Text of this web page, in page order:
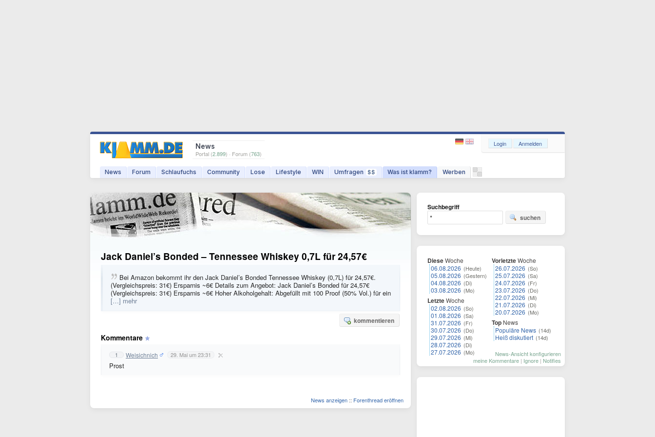
News
Portal (2.899) · Forum (763)
News Forum Schlaufuchs Community Lose Lifestyle WIN Umfragen $$ Was ist klamm? Werben
Login Anmelden
Jack Daniel’s Bonded – Tennessee Whiskey 0,7L für 24,57€
Bei Amazon bekommt ihr den Jack Daniel’s Bonded Tennessee Whiskey (0,7L) für 24,57€.
(Vergleichspreis: 31€) Ersparnis ~6€ Details zum Angebot: Jack Daniel’s Bonded für 24,57€
(Vergleichspreis: 31€) Ersparnis ~6€ Hoher Alkoholgehalt: Abgefüllt mit 100 Proof (50% Vol.) für ein
[…] mehr
kommentieren
Kommentare
1 Weisichnich 29. Mai um 23:31
Prost
News anzeigen :: Forenthread eröffnen
Suchbegriff
suchen
DieseWoche
06.08.2026 (Heute)
05.08.2026 (Gestern)
04.08.2026 (Di)
03.08.2026 (Mo)
LetzteWoche
02.08.2026 (So)
01.08.2026 (Sa)
31.07.2026 (Fr)
30.07.2026 (Do)
29.07.2026 (Mi)
28.07.2026 (Di)
27.07.2026 (Mo)
VorletzteWoche
26.07.2026 (So)
25.07.2026 (Sa)
24.07.2026 (Fr)
23.07.2026 (Do)
22.07.2026 (Mi)
21.07.2026 (Di)
20.07.2026 (Mo)
Top News
Populäre News (14d)
Heiß diskutiert (14d)
News-Ansicht konfigurieren
meine Kommentare | Ignore | Notifies